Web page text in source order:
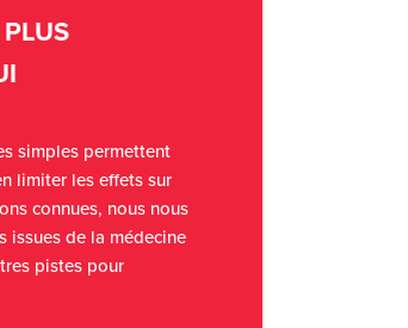
simples permettent
limiter les effets sur
connues, nous nous
issues de la médecine
pistes pour